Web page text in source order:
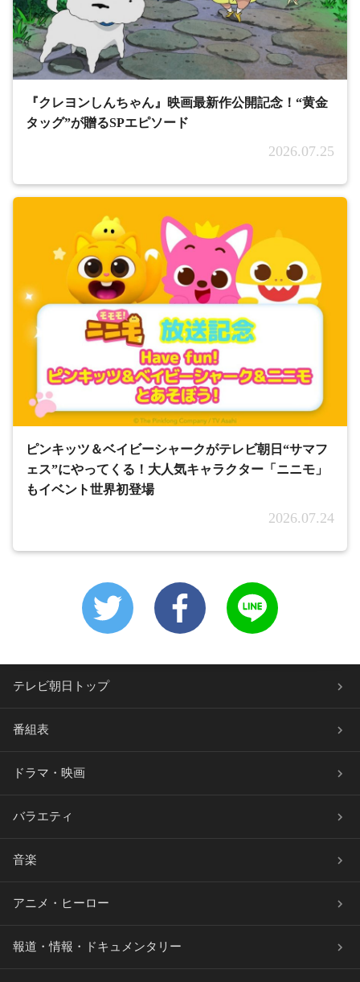
『クレヨンしんちゃん』映画最新作公開記念！“黄金
タッグ”が贈るSPエピソード
2026.07.25
ピンキッツ＆ベイビーシャークがテレビ朝日“サマフ
ェス”にやってくる！大人気キャラクター「ニニモ」
もイベント世界初登場
2026.07.24
テレビ朝日トップ
番組表
ドラマ・映画
バラエティ
音楽
アニメ・ヒーロー
報道・情報・ドキュメンタリー